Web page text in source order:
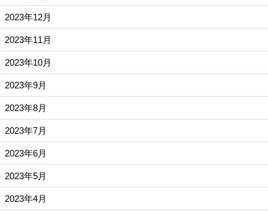
2023年12月
2023年11月
2023年10月
2023年9月
2023年8月
2023年7月
2023年6月
2023年5月
2023年4月